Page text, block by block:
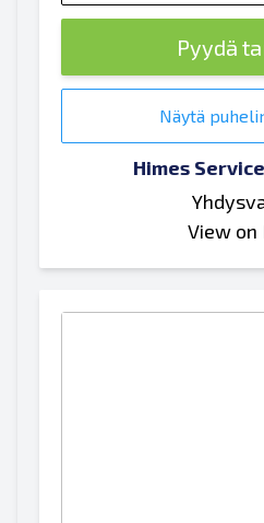
Pyydä
Näytä
Himes
View on